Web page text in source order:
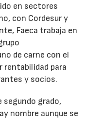
en sectores
con Cordesur y
Faeca trabaja en
de carne con el
rentabilidad para
y socios.
segundo grado,
nombre aunque se